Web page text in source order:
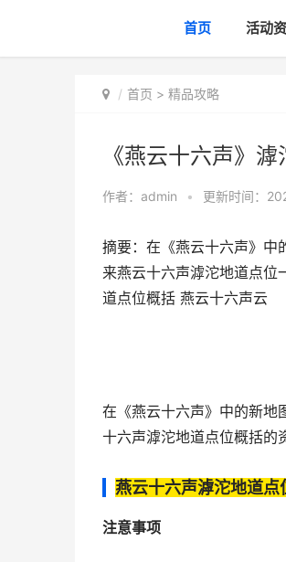
首页 活动
首页 > 精品攻略
《燕云十六声》
作者： admin • 更新时间：
摘要：在《燕云十六声》中
来燕云十六声滹沱地道点位
道点位概括 燕云十六声云
在《燕云十六声》中的新地
十六声滹沱地道点位概括的
燕云十六声滹沱地道点
注意事项